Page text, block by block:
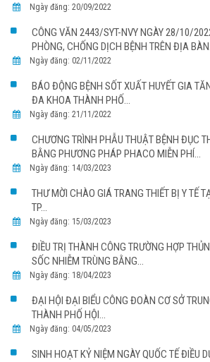
Ngày đăng: 20/09/2022
CÔNG VĂN 2443/SYT-NVY NGÀY 28/10/
PHÒNG, CHỐNG DỊCH BỆNH TRÊN ĐỊA BÀN...
Ngày đăng: 02/11/2022
BÁO ĐỘNG BỆNH SỐT XUẤT HUYẾT GIA
ĐA KHOA THÀNH PHỐ...
Ngày đăng: 21/11/2022
CHƯƠNG TRÌNH PHẪU THUẬT BỆNH ĐỤC
BẰNG PHƯƠNG PHÁP PHACO MIỄN PHÍ...
Ngày đăng: 14/03/2023
THƯ MỜI CHÀO GIÁ TRANG THIẾT BỊ Y TẾ
TP...
Ngày đăng: 15/03/2023
ĐIỀU TRỊ THÀNH CÔNG TRƯỜNG HỢP
SỐC NHIỄM TRÙNG BẰNG...
Ngày đăng: 18/04/2023
ĐẠI HỘI ĐẠI BIỂU CÔNG ĐOÀN CƠ SỞ
THÀNH PHỐ HỘI...
Ngày đăng: 04/05/2023
SINH HOẠT KỶ NIỆM NGÀY QUỐC TẾ ĐIỀU